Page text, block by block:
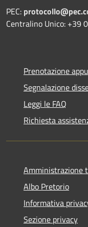
PEC:
Centralino Unico: +39
Prenotazione
Segnalazione
Leggi le FAQ
Richiesta
Amministrazione
Albo Pretorio
Informativa
Sezione privacy